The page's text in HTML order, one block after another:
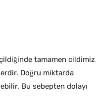
tamamen cildimiz
Doğru miktarda
Bu sebepten dolayı